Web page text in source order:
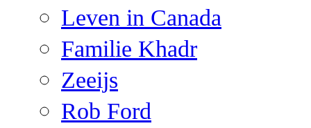
Leven in Canada
Familie Khadr
Zeeijs
Rob Ford